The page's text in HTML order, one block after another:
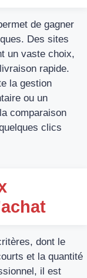
de gagner
Des sites
un vaste choix,
rapide.
la gestion
ou un
comparaison
clics
dont le
et la quantité
il est